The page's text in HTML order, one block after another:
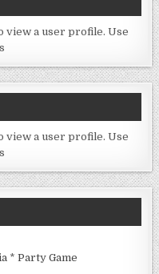
view a user profile. Use
view a user profile. Use
*Party Game